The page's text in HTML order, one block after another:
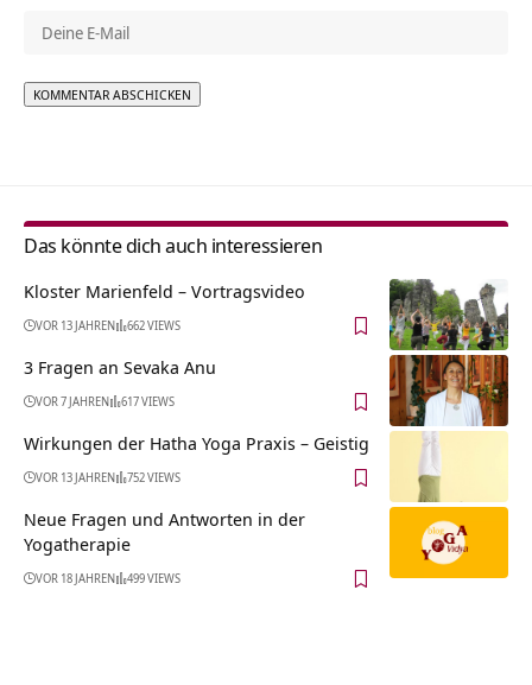
Das könnte dich auch interessieren
Kloster Marienfeld‏‎ – Vortragsvideo
VOR 13 JAHREN 662 VIEWS
3 Fragen an Sevaka Anu
VOR 7 JAHREN 617 VIEWS
Wirkungen der Hatha Yoga Praxis – Geistig
VOR 13 JAHREN 752 VIEWS
Neue Fragen und Antworten in der
Yogatherapie
VOR 18 JAHREN 499 VIEWS